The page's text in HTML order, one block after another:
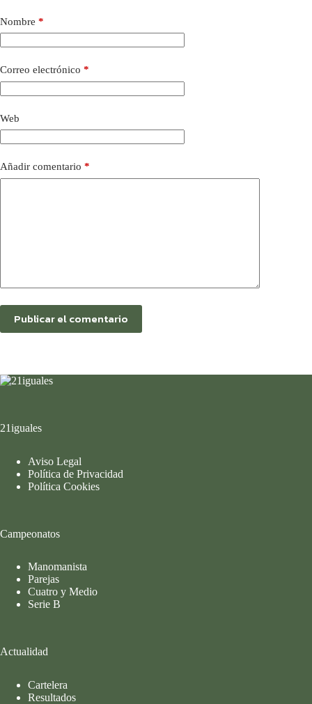
Nombre *
Correo electrónico *
Web
Añadir comentario *
Publicar el comentario
21iguales
Aviso Legal
Política de Privacidad
Política Cookies
Campeonatos
Manomanista
Parejas
Cuatro y Medio
Serie B
Actualidad
Cartelera
Resultados